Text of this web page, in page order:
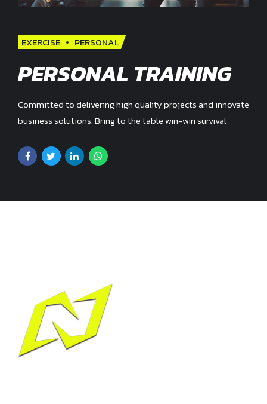
EXERCISE PERSONAL
PERSONAL TRAINING
Committed to delivering high quality projects and innovate
business solutions. Bring to the table win-win survival